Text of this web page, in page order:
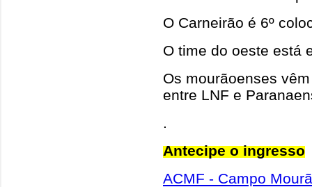
O Carneirão é 6º
O time do oeste está
Os mourãoenses
entre LNF e
.
Antecipe o ingresso
ACMF - Campo